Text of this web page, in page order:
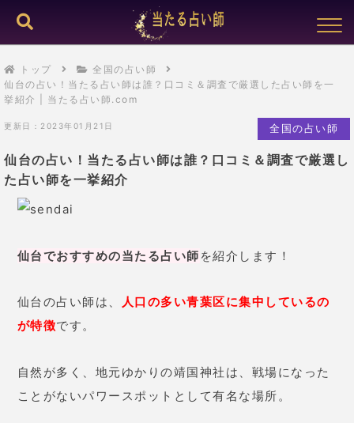
トップ
全国の占い師
仙台の占い！当たる占い師は誰？口コミ＆調査で厳選した占い師を一
挙紹介 | 当たる占い師.com
更新日：2023年01月21日 全国の占い師
仙台の占い！当たる占い師は誰？口コミ＆調査で厳選し
た占い師を一挙紹介
仙台でおすすめの当たる占い師 を紹介します！
仙台の占い師は、
人口の多い青葉区に集中しているの
が特徴です。
自然が多く、地元ゆかりの靖国神社は、戦場になった
ことがないパワースポットとして有名な場所。